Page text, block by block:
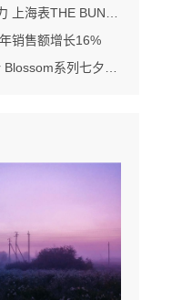
魔数系列星轮腕表焕新双面登场
销售额增长16%
系列七夕臻礼